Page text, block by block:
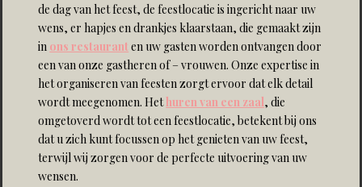
de dag van het feest, de feestlocatie is ingericht naar uw
wens, er hapjes en drankjes klaarstaan, die gemaakt zijn
in ons restaurant en uw gasten worden ontvangen door
een van onze gastheren of – vrouwen. Onze expertise in
het organiseren van feesten zorgt ervoor dat elk detail
wordt meegenomen. Hethuren van een zaal, die
omgetoverd wordt tot een feestlocatie, betekent bij ons
dat u zich kunt focussen op het genieten van uw feest,
terwijl wij zorgen voor de perfecte uitvoering van uw
wensen.